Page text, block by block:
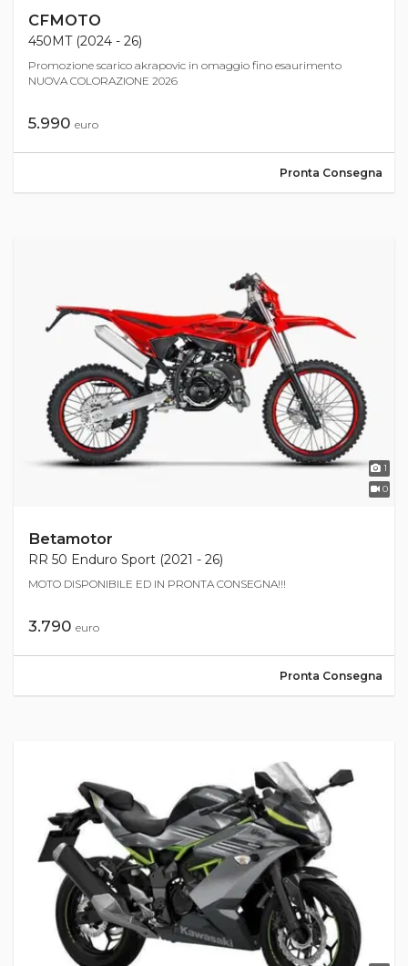
CFMOTO
450MT (2024 - 26)
Promozione scarico akrapovic in omaggio fino esaurimento
NUOVA COLORAZIONE 2026
5.990 euro
Pronta Consegna
1
0
Betamotor
RR 50 Enduro Sport (2021 - 26)
MOTO DISPONIBILE ED IN PRONTA CONSEGNA!!!
3.790 euro
Pronta Consegna